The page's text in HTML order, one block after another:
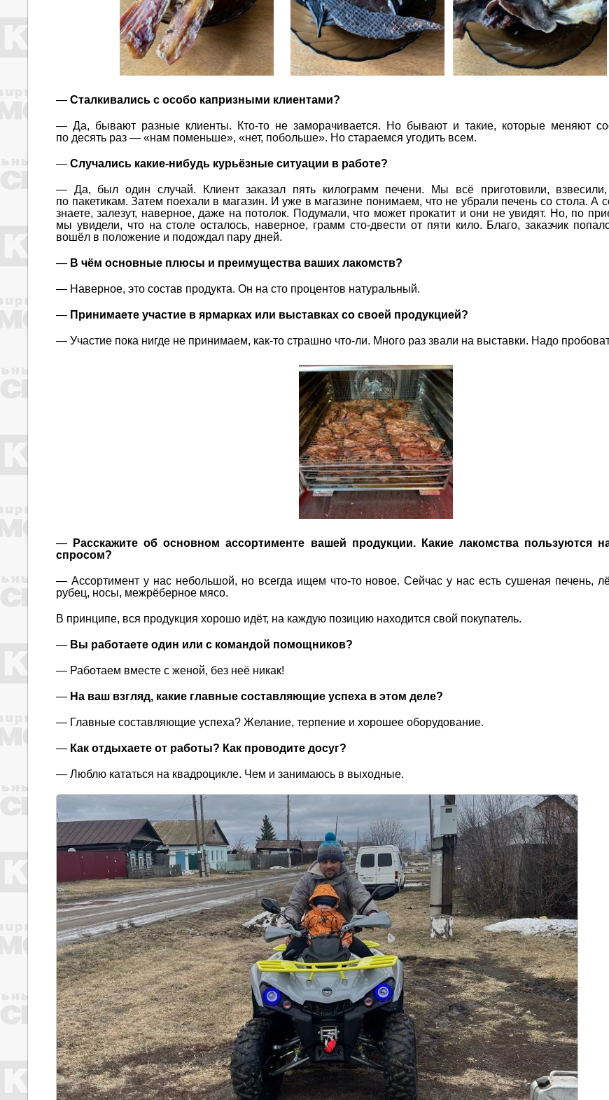
— Сталкивались с особо капризными клиентами?
— Да, бывают разные клиенты. Кто-то не заморачивается. Но бывают и такие, которые меняют
по десять раз — «нам поменьше», «нет, побольше». Но стараемся угодить всем.
— Случались какие-нибудь курьёзные ситуации в работе?
— Да, был один случай. Клиент заказал пять килограмм печени. Мы всё приготовили, взвесили,
по пакетикам. Затем поехали в магазин. И уже в магазине понимаем, что не убрали печень со стола. А
знаете, залезут, наверное, даже на потолок. Подумали, что может прокатит и они не увидят. Но, по
мы увидели, что на столе осталось, наверное, грамм сто-двести от пяти кило. Благо, заказчик
вошёл в положение и подождал пару дней.
— В чём основные плюсы и преимущества ваших лакомств?
— Наверное, это состав продукта. Он на сто процентов натуральный.
— Принимаете участие в ярмарках или выставках со своей продукцией?
— Участие пока нигде не принимаем, как-то страшно что-ли. Много раз звали на выставки. Надо
—
Расскажите об основном ассортименте вашей продукции. Какие лакомства пользуются
спросом?
— Ассортимент у нас небольшой, но всегда ищем что-то новое. Сейчас у нас есть сушеная печень,
рубец, носы, межрёберное мясо.
В принципе, вся продукция хорошо идёт, на каждую позицию находится свой покупатель.
— Вы работаете один или с командой помощников?
— Работаем вместе с женой, без неё никак!
— На ваш взгляд, какие главные составляющие успеха в этом деле?
— Главные составляющие успеха? Желание, терпение и хорошее оборудование.
— Как отдыхаете от работы? Как проводите досуг?
— Люблю кататься на квадроцикле. Чем и занимаюсь в выходные.